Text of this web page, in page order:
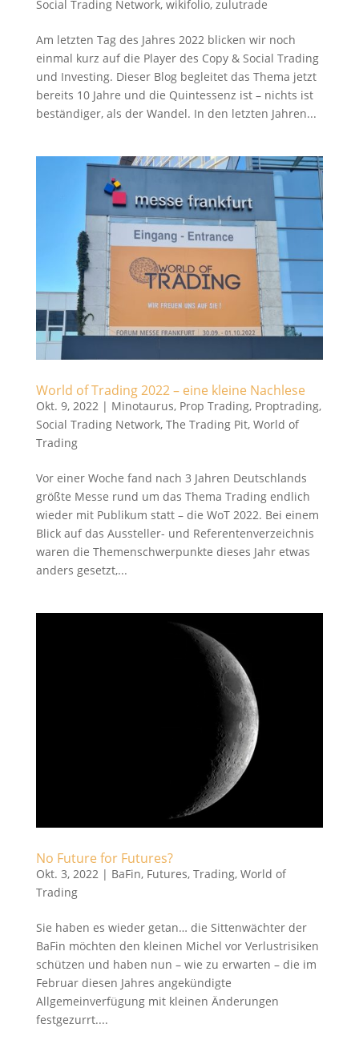
Social Trading Network, wikifolio, zulutrade
Am letzten Tag des Jahres 2022 blicken wir noch
einmal kurz auf die Player des Copy & Social Trading
und Investing. Dieser Blog begleitet das Thema jetzt
bereits 10 Jahre und die Quintessenz ist – nichts ist
beständiger, als der Wandel. In den letzten Jahren...
World of Trading 2022 – eine kleine Nachlese
Okt. 9, 2022 | Minotaurus, Prop Trading, Proptrading,
Social Trading Network, The Trading Pit, World of
Trading
Vor einer Woche fand nach 3 Jahren Deutschlands
größte Messe rund um das Thema Trading endlich
wieder mit Publikum statt – die WoT 2022. Bei einem
Blick auf das Aussteller- und Referentenverzeichnis
waren die Themenschwerpunkte dieses Jahr etwas
anders gesetzt,...
No Future for Futures?
Okt. 3, 2022| BaFin, Futures, Trading, World of
Trading
Sie haben es wieder getan… die Sittenwächter der
BaFin möchten den kleinen Michel vor Verlustrisiken
schützen und haben nun – wie zu erwarten – die im
Februar diesen Jahres angekündigte
Allgemeinverfügung mit kleinen Änderungen
festgezurrt....